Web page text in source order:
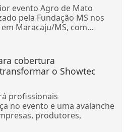
evento Agro de Mato
pela Fundação MS nos
Maracaju/MS, com...
cobertura
o Showtec
profissionais
no evento e uma avalanche
produtores,